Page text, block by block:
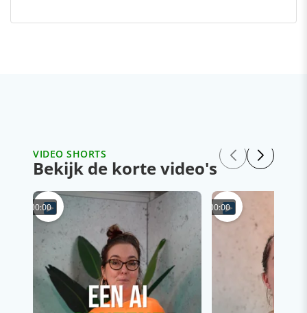
VIDEO SHORTS
Bekijk de korte video's
00:00 00:00